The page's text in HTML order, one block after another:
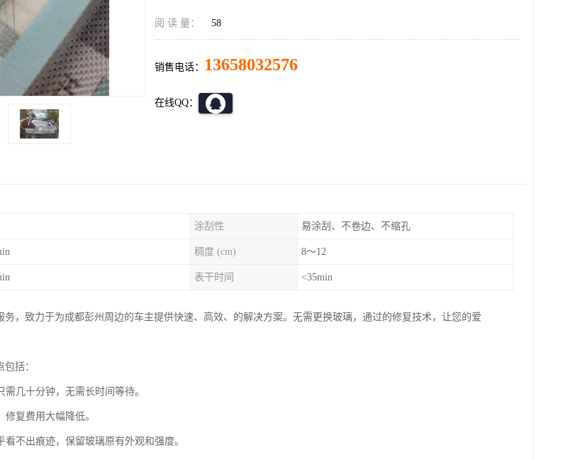
阅 读 量： 58
销售电话： 13658032576
在线QQ：
涂刮性 易涂刮、不卷边、不缩孔
稠度 (cm) 8～12
表干时间 <35min
务，致力于为成都彭州周边的车主提供快速、高效、的解决方案。无需更换玻璃，通过的修复技术，让您的爱
括：
几十分钟，无需长时间等待。
复费用大幅降低。
不出痕迹，保留玻璃原有外观和强度。